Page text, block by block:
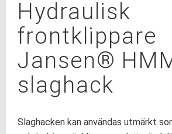
Hydraulisk
frontklippare
Jansen®
slaghack
Slaghacken kan användas utmärkt